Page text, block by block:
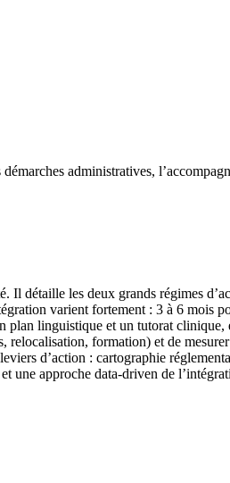
administratives,
détaille les deux grands régimes
varient fortement : 3 à 6 mois
plan linguistique et un tutorat clinique,
relocalisation, formation) et de
d’action : cartographie
une approche data-driven de